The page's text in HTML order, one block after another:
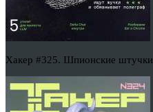
Хакер #325. Шпионские штучки